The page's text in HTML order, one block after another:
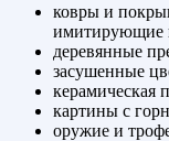
ковры и
имитирующие
деревянные
засушенные
керамическая
картины с
оружие и